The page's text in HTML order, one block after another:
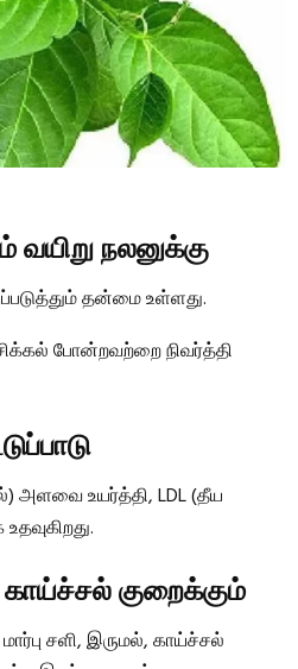
வயிறு நலனுக்கு
தன்மை உள்ளது.
போன்றவற்றை நிவர்த்தி
அளவை உயர்த்தி, LDL (தீய
காய்ச்சல் குறைக்கும்
சளி, இருமல், காய்ச்சல்